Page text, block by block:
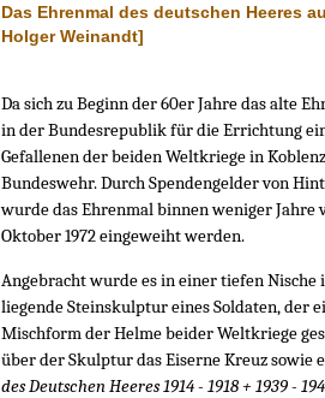
Das Ehrenmal des deutschen Heeres
Holger Weinandt]
Da sich zu Beginn der 60er Jahre das alte
in der Bundesrepublik für die Errichtung
Gefallenen der beiden Weltkriege in
Bundeswehr. Durch Spendengelder von
wurde das Ehrenmal binnen weniger Jahre
Oktober 1972 eingeweiht werden.
Angebracht wurde es in einer tiefen Nische
liegende Steinskulptur eines Soldaten, der
Mischform der Helme beider Weltkriege
über der Skulptur das Eiserne Kreuz
des Deutschen Heeres 1914 - 1918 + 1939 -